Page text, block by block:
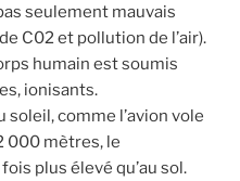
seulement mauvais
C02 et pollution de l’air).
humain est soumis
ionisants.
comme l’avion vole
000 mètres, le
plus élevé qu’au sol.